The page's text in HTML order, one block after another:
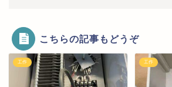
こちらの記事もどうぞ
工作 工作